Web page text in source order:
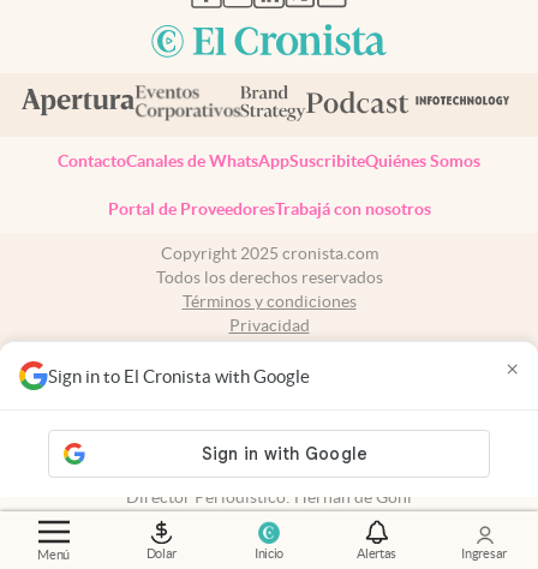
Menú Dolar Inicio Alertas Ingresar
Sign in to El Cronista with Google ×
ContactoCanales de WhatsAppSuscribiteQuiénes Somos
Portal de ProveedoresTrabajá con nosotros
Copyright 2025 cronista.com
Todos los derechos reservados
Términos y condiciones
Privacidad
Tel: +54 11 7078-3270
propiedad intelectual: 56576959
N° de edición: 10.949 - 6 de agosto de 2026
Director Periodístico: Hernán de Goñi